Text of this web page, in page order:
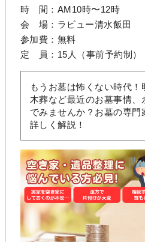
時 間：AM10時〜12時
会 場： ラビュー清水飯田
参加費：無料
定 員：15人（事前予約制）
もうお墓は怖くない時代
木葬など最近のお墓事情、
でみませんか？お墓の専
詳しく解説！